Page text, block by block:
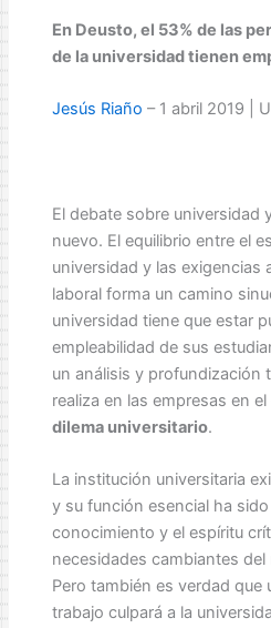
En Deusto, el 53% de las
de la universidad tienen
Jesús Riaño – 1 abril 2019 |
El debate sobre universidad
nuevo. El equilibrio entre el
universidad y las exigencias
laboral forma un camino
universidad tiene que estar
empleabilidad de sus
un análisis y profundización
realiza en las empresas en
dilema universitario.
La institución universitaria
y su función esencial ha
conocimiento y el espíritu
necesidades cambiantes
Pero también es verdad que
trabajo culpará a la